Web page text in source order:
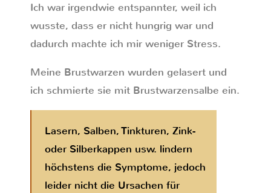
Ich war irgendwie entspannter, weil ich
wusste, dass er nicht hungrig war und
dadurch machte ich mir weniger Stress.
Meine Brustwarzen wurden gelasert und
ich schmierte sie mit Brustwarzensalbe ein.
Lasern, Salben, Tinkturen, Zink-
oder Silberkappen usw. lindern
höchstens die Symptome, jedoch
leider nicht die Ursachen für